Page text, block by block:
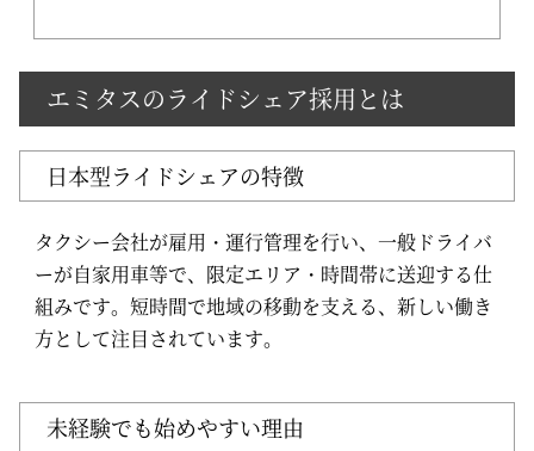
エミタスのライドシェア採用とは
日本型ライドシェアの特徴
タクシー会社が雇用・運行管理を行い、一般ドライバ
ーが自家用車等で、限定エリア・時間帯に送迎する仕
組みです。短時間で地域の移動を支える、新しい働き
方として注目されています。
未経験でも始めやすい理由